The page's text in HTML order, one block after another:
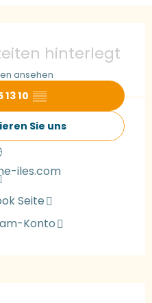
hinterlegt
ansehen
13 10 ▒▒
Sie uns
iles.com
Seite
Konto